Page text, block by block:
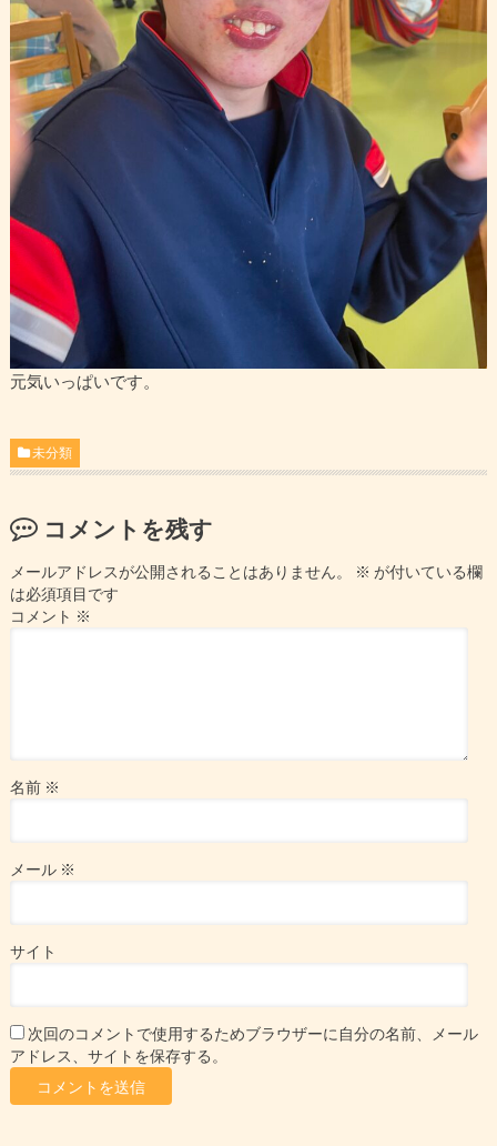
元気いっぱいです。
未分類
コメントを残す
メールアドレスが公開されることはありません。 ※ が付いている欄
は必須項目です
コメント ※
名前 ※
メール ※
サイト
次回のコメントで使用するためブラウザーに自分の名前、メール
アドレス、サイトを保存する。